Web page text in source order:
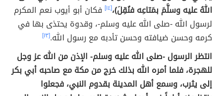
اللهُ عليه وسلَّمَ بمَتاعِه فنُقِلَ)،[١٤]
فكان أبو أيوب نعم المكرم
لرسول الله -صلى الله عليه وسلم-، وقدوة يحتذى بها في
كرمه وحسن ضيافته وحسن تأدبه مع رسول الله.[١٣]
انتظر الرسول -صلى الله عليه وسلم- الإذن من الله عز وجل
للهجرة، فلما أمره الله بذلك خرج من مكة مع صاحبه أبي بكر
إلى يثرب، وسمع أهل المدينة بقدوم النبي، فجعلوا